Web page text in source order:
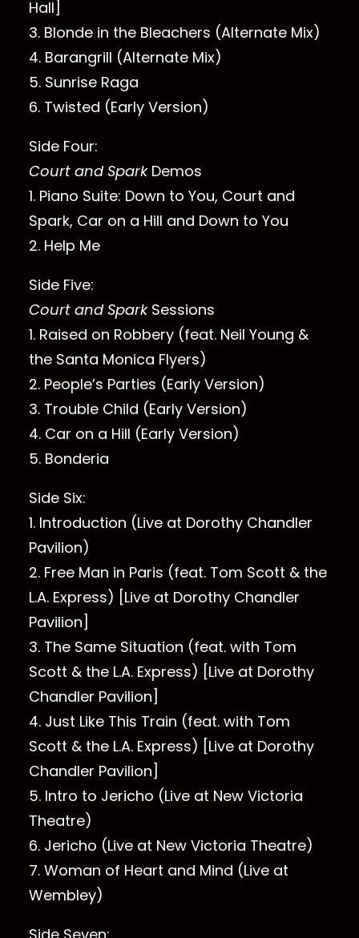
Hall]
3. Blonde in the Bleachers (Alternate Mix)
4. Barangrill (Alternate Mix)
5. Sunrise Raga
6. Twisted (Early Version)
Side Four:
Court and Spark Demos
1. Piano Suite: Down to You, Court and
Spark, Car on a Hill and Down to You
2. Help Me
Side Five:
Court and SparkSessions
1. Raised on Robbery (feat. Neil Young &
the Santa Monica Flyers)
2. People’s Parties (Early Version)
3. Trouble Child (Early Version)
4. Car on a Hill (Early Version)
5. Bonderia
Side Six:
1. Introduction (Live at Dorothy Chandler
Pavilion)
2. Free Man in Paris (feat. Tom Scott & the
L.A. Express) [Live at Dorothy Chandler
Pavilion]
3. The Same Situation (feat. with Tom
Scott & the L.A. Express) [Live at Dorothy
Chandler Pavilion]
4. Just Like This Train (feat. with Tom
Scott & the L.A. Express) [Live at Dorothy
Chandler Pavilion]
5. Intro to Jericho (Live at New Victoria
Theatre)
6. Jericho (Live at New Victoria Theatre)
7. Woman of Heart and Mind (Live at
Wembley)